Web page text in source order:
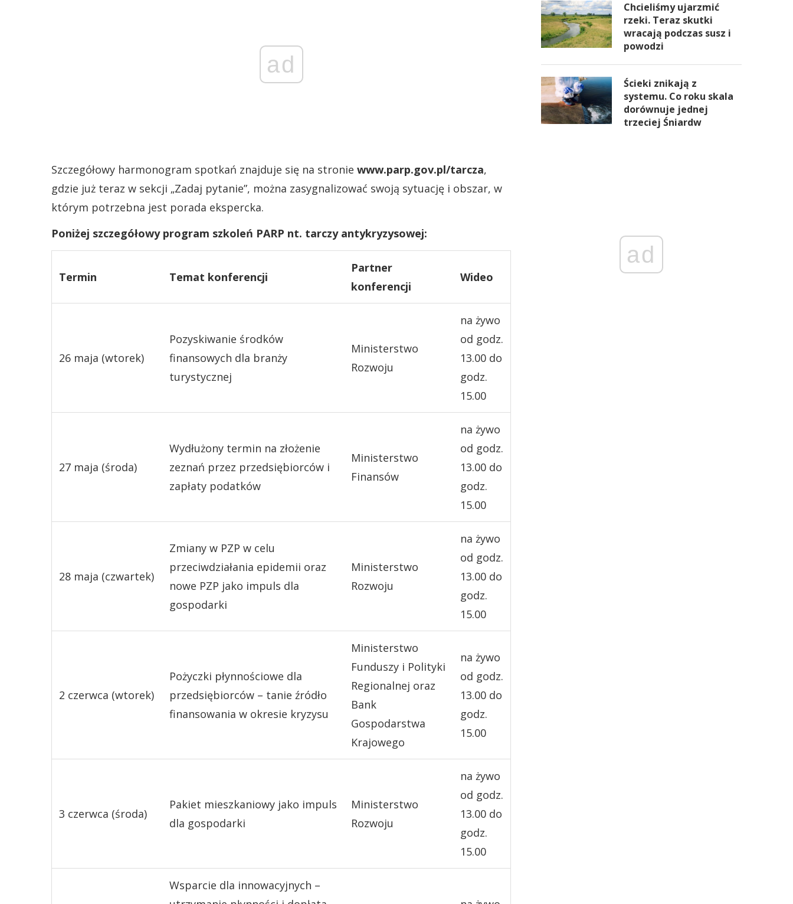
ad
Szczegółowy harmonogram spotkań znajduje się na stronie www.parp.gov.pl/tarcza,
gdzie już teraz w sekcji „Zadaj pytanie”, można zasygnalizować swoją sytuację i obszar, w
którym potrzebna jest porada ekspercka.
Poniżej szczegółowy program szkoleń PARP nt. tarczy antykryzysowej:
Termin Temat konferencji
Partner
konferencji
Wideo
26 maja (wtorek)
Pozyskiwanie środków
finansowych dla branży
turystycznej
Ministerstwo
Rozwoju
na żywo
od godz.
13.00 do
godz.
15.00
27 maja (środa)
Wydłużony termin na złożenie
zeznań przez przedsiębiorców i
zapłaty podatków
Ministerstwo
Finansów
na żywo
od godz.
13.00 do
godz.
15.00
28 maja (czwartek)
Zmiany w PZP w celu
przeciwdziałania epidemii oraz
nowe PZP jako impuls dla
gospodarki
Ministerstwo
Rozwoju
na żywo
od godz.
13.00 do
godz.
15.00
2 czerwca (wtorek)
Pożyczki płynnościowe dla
przedsiębiorców – tanie źródło
finansowania w okresie kryzysu
Ministerstwo
Funduszy i Polityki
Regionalnej oraz
Bank
Gospodarstwa
Krajowego
na żywo
od godz.
13.00 do
godz.
15.00
3 czerwca (środa)
Pakiet mieszkaniowy jako impuls
dla gospodarki
Ministerstwo
Rozwoju
na żywo
od godz.
13.00 do
godz.
15.00
Wsparcie dla innowacyjnych –
Chcieliśmy ujarzmić
rzeki. Teraz skutki
wracają podczas susz i
powodzi
Ścieki znikają z
systemu. Co roku skala
dorównuje jednej
trzeciej Śniardw
ad